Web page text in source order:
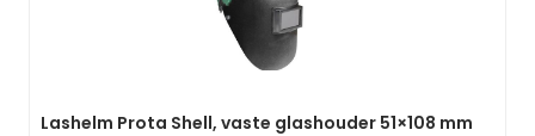
Lashelm Prota Shell, vaste glashouder 51×108 mm